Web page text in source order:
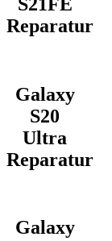
Reparatur
Galaxy
S20
Ultra
Reparatur
Galaxy